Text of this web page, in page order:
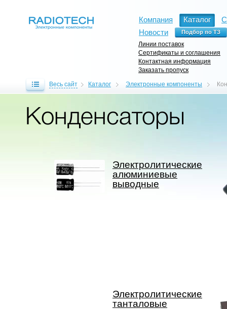
Компания Каталог
Новости
Линии поставок
Сертификаты и соглашения
Контактная информация
Заказать пропуск
Весь сайт Каталог Электронные компоненты
Конденсаторы
Электролитические
алюминиевые
выводные
Электролитические
танталовые